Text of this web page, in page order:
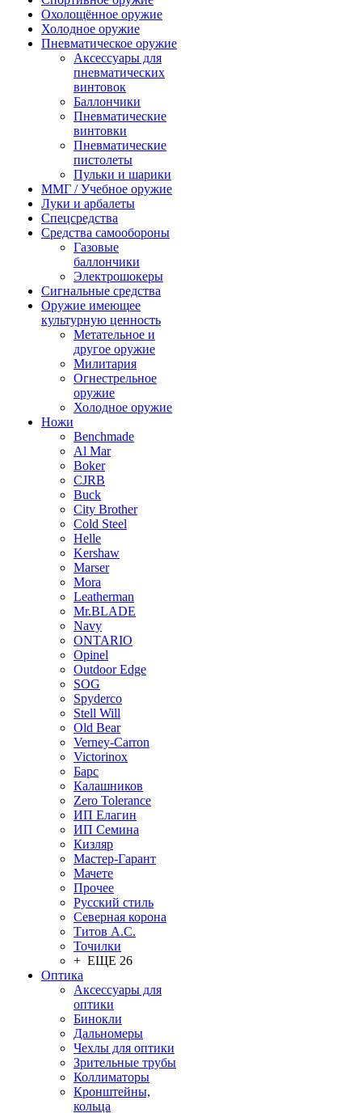
Охолощённое оружие
Холодное оружие
Пневматическое оружие
Аксессуары для
пневматических
винтовок
Баллончики
Пневматические
винтовки
Пневматические
пистолеты
Пульки и шарики
ММГ / Учебное оружие
Луки и арбалеты
Спецсредства
Средства самообороны
Газовые
баллончики
Электрошокеры
Сигнальные средства
Оружие имеющее
культурную ценность
Метательное и
другое оружие
Милитария
Огнестрельное
оружие
Холодное оружие
Ножи
Benchmade
Al Mar
Boker
CJRB
Buck
City Brother
Cold Steel
Helle
Kershaw
Marser
Mora
Leatherman
Mr.BLADE
Navy
ONTARIO
Opinel
Outdoor Edge
SOG
Spyderco
Stell Will
Old Bear
Verney-Carron
Victorinox
Барс
Калашников
Zero Tolerance
ИП Елагин
ИП Семина
Кизляр
Мастер-Гарант
Мачете
Прочее
Русский стиль
Северная корона
Титов А.С.
Точилки
+ ЕЩЕ 26
Оптика
Аксессуары для
оптики
Бинокли
Дальномеры
Чехлы для оптики
Зрительные трубы
Коллиматоры
Кронштейны,
кольца